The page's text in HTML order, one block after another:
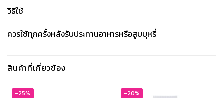
วิธีใช้
ควรใช้ทุกครั้งหลังรับประทานอาหารหรือสูบบุหรี่
สินค้าที่เกี่ยวข้อง
-25% -20%